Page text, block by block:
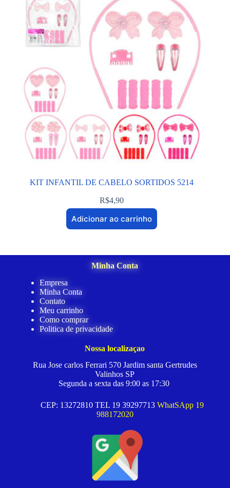
KIT INFANTIL DE CABELO SORTIDOS 5214
R$4,90
Adicionar ao carrinho
Minha Conta
Empresa
Minha Conta
Contato
Meu carrinho
Como comprar
Politica de privacidade
Nossa localizaçao
Rua Jose carlos Ferrari 570 Jardim santa Gertrudes
Valinhos SP
Segunda a sexta das 9:00 as 17:30
CEP: 13272810 TEL 19 39297713 WhatSApp 19
988172020